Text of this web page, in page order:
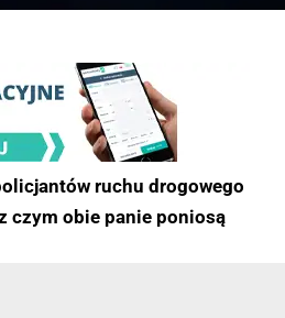
ruchu drogowego
czym obie panie poniosą